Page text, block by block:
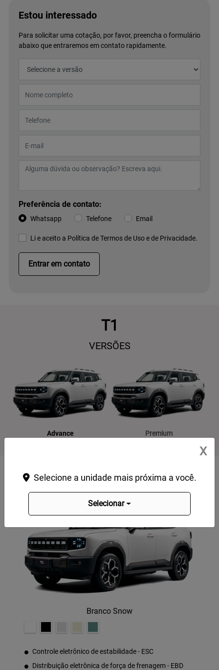
Estou interessado
Para solicitar uma cotação, por favor, preencha o formulário
abaixo que entraremos em contato rapidamente.
Preferência de contato:
Whatsapp Telefone Email
Li e aceito a Política de Termos de Uso e de Privacidade.
Entrar em contato
T1
VERSÕES
Advance Premium
Advance
Branco Snow
Controle eletrônico de estabilidade - ESC
Distribuição eletrônica de força de frenagem - EBD
X
Selecione a unidade mais próxima a você.
Selecionar